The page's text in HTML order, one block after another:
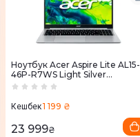
Ноутбук Acer Aspire Lite AL15-
46P-R7WS Light Silver
(NX.JXTEU.004)
Кешбек1 199 ₴
23 999₴